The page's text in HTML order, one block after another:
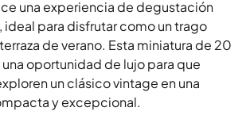
una experiencia de degustación
ideal para disfrutar como un trago
de verano. Esta miniatura de 20
oportunidad de lujo para que
un clásico vintage en una
y excepcional.